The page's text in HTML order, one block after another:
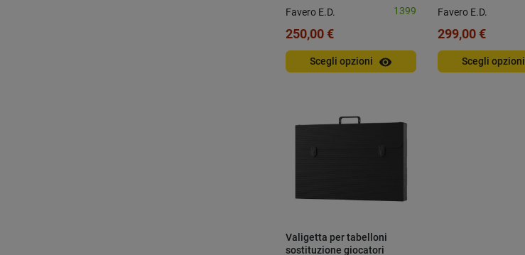
Favero E.D. 1399
250,00 €
Scegli opzioni visibility
Favero E.D.
299,00 €
Scegli opzioni
Valigetta per tabelloni
sostituzione giocatori